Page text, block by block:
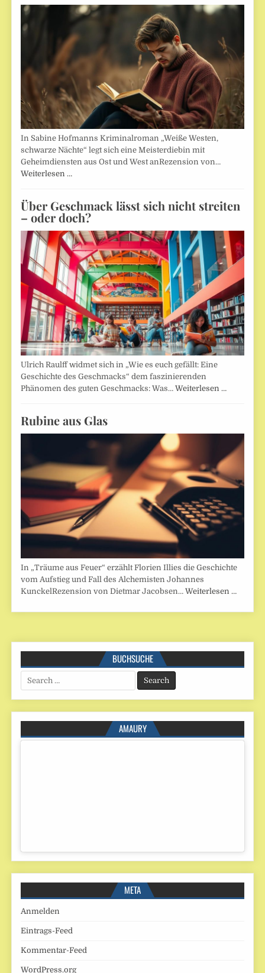
In Sabine Hofmanns Kriminalroman „Weiße Westen,
schwarze Nächte“ legt sich eine Meisterdiebin mit
Geheimdiensten aus Ost und West anRezension von…
Weiterlesen …
Über Geschmack lässt sich nicht streiten
– oder doch?
Ulrich Raulff widmet sich in „Wie es euch gefällt: Eine
Geschichte des Geschmacks“ dem faszinierenden
Phänomen des guten Geschmacks: Was…Weiterlesen …
Rubine aus Glas
In „Träume aus Feuer“ erzählt Florien Illies die Geschichte
vom Aufstieg und Fall des Alchemisten Johannes
KunckelRezension von Dietmar Jacobsen…Weiterlesen …
BUCHSUCHE
Search
for:
AMAURY
META
Anmelden
Eintrags-Feed
Kommentar-Feed
WordPress.org